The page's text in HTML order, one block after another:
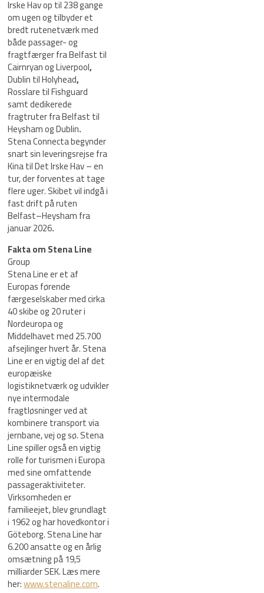
Irske Hav op til 238 gange
om ugen og tilbyder et
bredt rutenetværk med
både passager- og
fragtfærger fra Belfast til
Cairnryan og Liverpool,
Dublin til Holyhead,
Rosslare til Fishguard
samt dedikerede
fragtruter fra Belfast til
Heysham og Dublin.
Stena Connecta begynder
snart sin leveringsrejse fra
Kina til Det Irske Hav – en
tur, der forventes at tage
flere uger. Skibet vil indgå i
fast drift på ruten
Belfast–Heysham fra
januar 2026.
Fakta om Stena Line
Group
Stena Line er et af
Europas førende
færgeselskaber med cirka
40 skibe og 20 ruter i
Nordeuropa og
Middelhavet med 25.700
afsejlinger hvert år. Stena
Line er en vigtig del af det
europæiske
logistiknetværk og udvikler
nye intermodale
fragtløsninger ved at
kombinere transport via
jernbane, vej og sø. Stena
Line spiller også en vigtig
rolle for turismen i Europa
med sine omfattende
passageraktiviteter.
Virksomheden er
familieejet, blev grundlagt
i 1962 og har hovedkontor i
Göteborg. Stena Line har
6.200 ansatte og en årlig
omsætning på 19,5
milliarder SEK. Læs mere
her:www.stenaline.com.